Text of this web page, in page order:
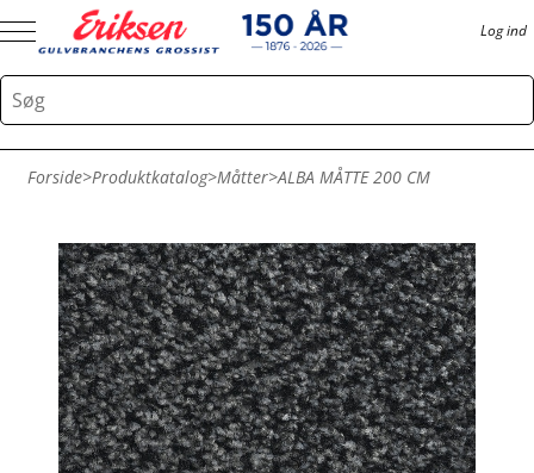
Log ind
Forside>Produktkatalog>Måtter>ALBA MÅTTE 200 CM